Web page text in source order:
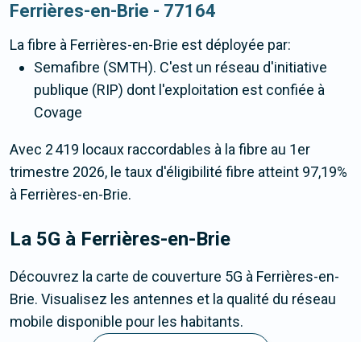
Ferrières-en-Brie - 77164
La fibre à Ferrières-en-Brie est déployée par:
Semafibre (SMTH). C'est un réseau d'initiative
publique (RIP) dont l'exploitation est confiée à
Covage
Avec 2 419 locaux raccordables à la fibre au 1er
trimestre 2026, le taux d'éligibilité fibre atteint 97,19%
à Ferrières-en-Brie.
La 5G à Ferrières-en-Brie
Découvrez la carte de couverture 5G à Ferrières-en-
Brie. Visualisez les antennes et la qualité du réseau
mobile disponible pour les habitants.